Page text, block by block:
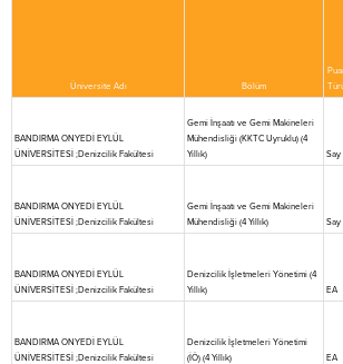
Üniversite Adı Bölüm
BANDIRMA ONYEDİ EYLÜL
ÜNİVERSİTESİ ;Denizcilik Fakültesi
Gemi İnşaatı ve Gemi Makineleri
Mühendisliği (KKTC Uyruklu) (4
Yıllık)
Say
BANDIRMA ONYEDİ EYLÜL
ÜNİVERSİTESİ ;Denizcilik Fakültesi
Gemi İnşaatı ve Gemi Makineleri
Mühendisliği (4 Yıllık)
Say
BANDIRMA ONYEDİ EYLÜL
ÜNİVERSİTESİ ;Denizcilik Fakültesi
Denizcilik İşletmeleri Yönetimi (4
Yıllık)
EA
BANDIRMA ONYEDİ EYLÜL
ÜNİVERSİTESİ ;Denizcilik Fakültesi
Denizcilik İşletmeleri Yönetimi
(İÖ) (4 Yıllık)
EA